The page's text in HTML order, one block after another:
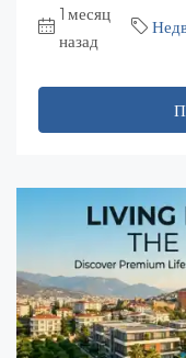
1 месяц
назад